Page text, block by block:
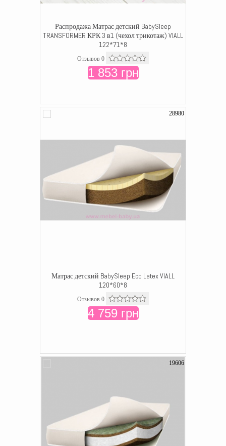
Распродажа Матрас детский BabySleep
TRANSFORMER КРК 3 в1 (чехол трикотаж) VIALL
122*71*8
Отзывов 0
1 853 грн
28980
Матрас детский BabySleep Eco Latex VIALL
120*60*8
Отзывов 0
4 759 грн
19606